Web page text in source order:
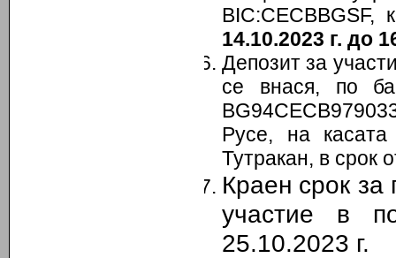
14.10.2023 г. до
Депозит за
се внася, по
Русе, на
Тутракан, в срок
Краен срок
участие в
25.10.2023 г.